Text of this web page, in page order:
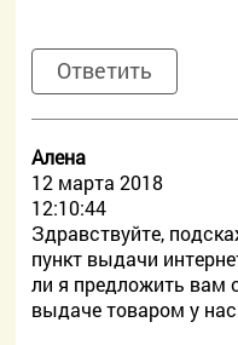
Ответить
Алена
12 марта 2018
12:10:44
Здравствуйте,
пункт выдачи
ли я предложить вам
выдаче товаром у